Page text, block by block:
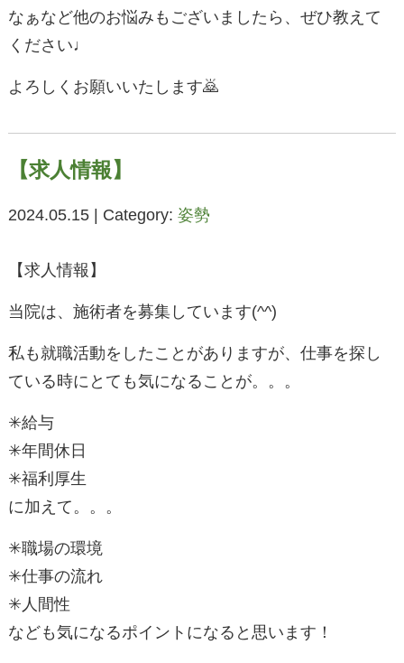
なぁなど他のお悩みもございましたら、ぜひ教えて
ください♩
よろしくお願いいたします🙇
【求人情報】
2024.05.15 | Category: 姿勢
【求人情報】
当院は、施術者を募集しています(^^)
私も就職活動をしたことがありますが、仕事を探し
ている時にとても気になることが。。。
✳︎給与
✳︎年間休日
✳︎福利厚生
に加えて。。。
✳︎職場の環境
✳︎仕事の流れ
✳︎人間性
なども気になるポイントになると思います！